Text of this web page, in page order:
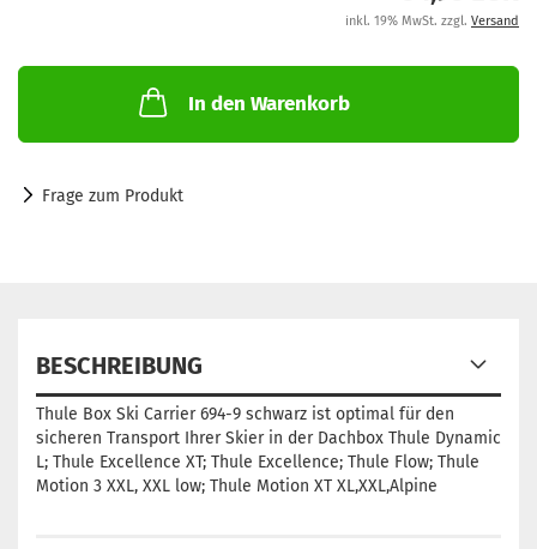
inkl. 19% MwSt. zzgl. Versand
In den Warenkorb
Frage zum Produkt
BESCHREIBUNG
Thule Box Ski Carrier 694-9 schwarz ist optimal für den
sicheren Transport Ihrer Skier in der Dachbox Thule Dynamic
L; Thule Excellence XT; Thule Excellence; Thule Flow; Thule
Motion 3 XXL, XXL low; Thule Motion XT XL,XXL,Alpine